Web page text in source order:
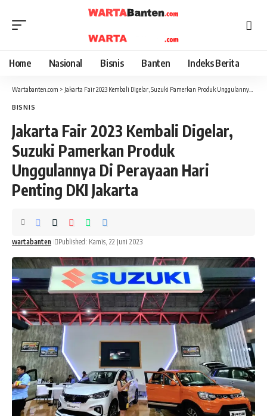
Home Nasional Bisnis Banten Indeks Berita
Wartabanten.com > Jakarta Fair 2023 Kembali Digelar, Suzuki Pamerkan Produk Unggulannya Di Perayaan Hari Penting DKI Jakarta
BISNIS
Jakarta Fair 2023 Kembali Digelar,
Suzuki Pamerkan Produk
Unggulannya Di Perayaan Hari
Penting DKI Jakarta
wartabanten Published: Kamis, 22 Juni 2023